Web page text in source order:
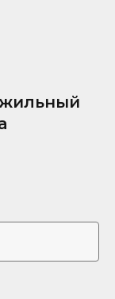
жильный